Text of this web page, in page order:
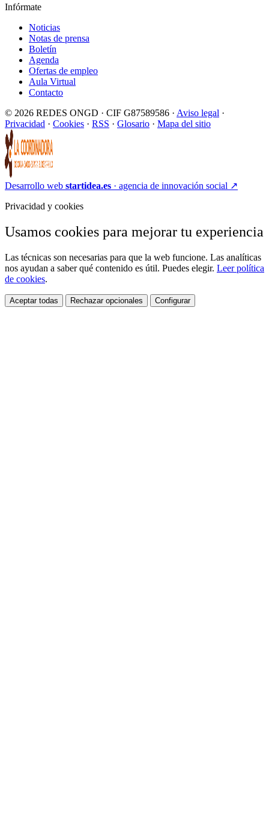
Infórmate
Noticias
Notas de prensa
Boletín
Agenda
Ofertas de empleo
Aula Virtual
Contacto
© 2026 REDES ONGD · CIF G87589586 · Aviso legal ·
Privacidad · Cookies · RSS · Glosario · Mapa del sitio
Desarrollo web startidea.es · agencia de innovación social ↗
Privacidad y cookies
Usamos cookies para mejorar tu experiencia
Las técnicas son necesarias para que la web funcione. Las analíticas
nos ayudan a saber qué contenido es útil. Puedes elegir. Leer política
de cookies.
Aceptar todas Rechazar opcionales Configurar